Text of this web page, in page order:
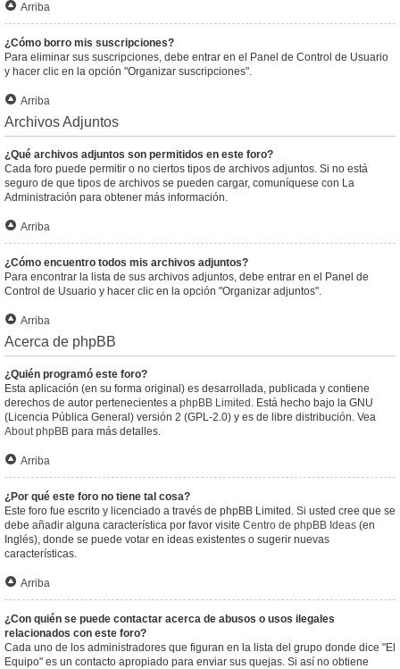
Arriba
¿Cómo borro mis suscripciones?
Para eliminar sus suscripciones, debe entrar en el Panel de Control de Usuario
y hacer clic en la opción "Organizar suscripciones".
Arriba
Archivos Adjuntos
¿Qué archivos adjuntos son permitidos en este foro?
Cada foro puede permitir o no ciertos tipos de archivos adjuntos. Si no está
seguro de que tipos de archivos se pueden cargar, comuníquese con La
Administración para obtener más información.
Arriba
¿Cómo encuentro todos mis archivos adjuntos?
Para encontrar la lista de sus archivos adjuntos, debe entrar en el Panel de
Control de Usuario y hacer clic en la opción "Organizar adjuntos".
Arriba
Acerca de phpBB
¿Quién programó este foro?
Esta aplicación (en su forma original) es desarrollada, publicada y contiene
derechos de autor pertenecientes a phpBB Limited . Está hecho bajo la GNU
(Licencia Pública General) versión 2 (GPL-2.0) y es de libre distribución. Vea
About phpBB para más detalles.
Arriba
¿Por qué este foro no tiene tal cosa?
Este foro fue escrito y licenciado a través de phpBB Limited. Si usted cree que se
debe añadir alguna característica por favor visite Centro de phpBB Ideas (en
Inglés), donde se puede votar en ideas existentes o sugerir nuevas
características.
Arriba
¿Con quién se puede contactar acerca de abusos o usos ilegales
relacionados con este foro?
Cada uno de los administradores que figuran en la lista del grupo donde dice "El
Equipo" es un contacto apropiado para enviar sus quejas. Si así no obtiene